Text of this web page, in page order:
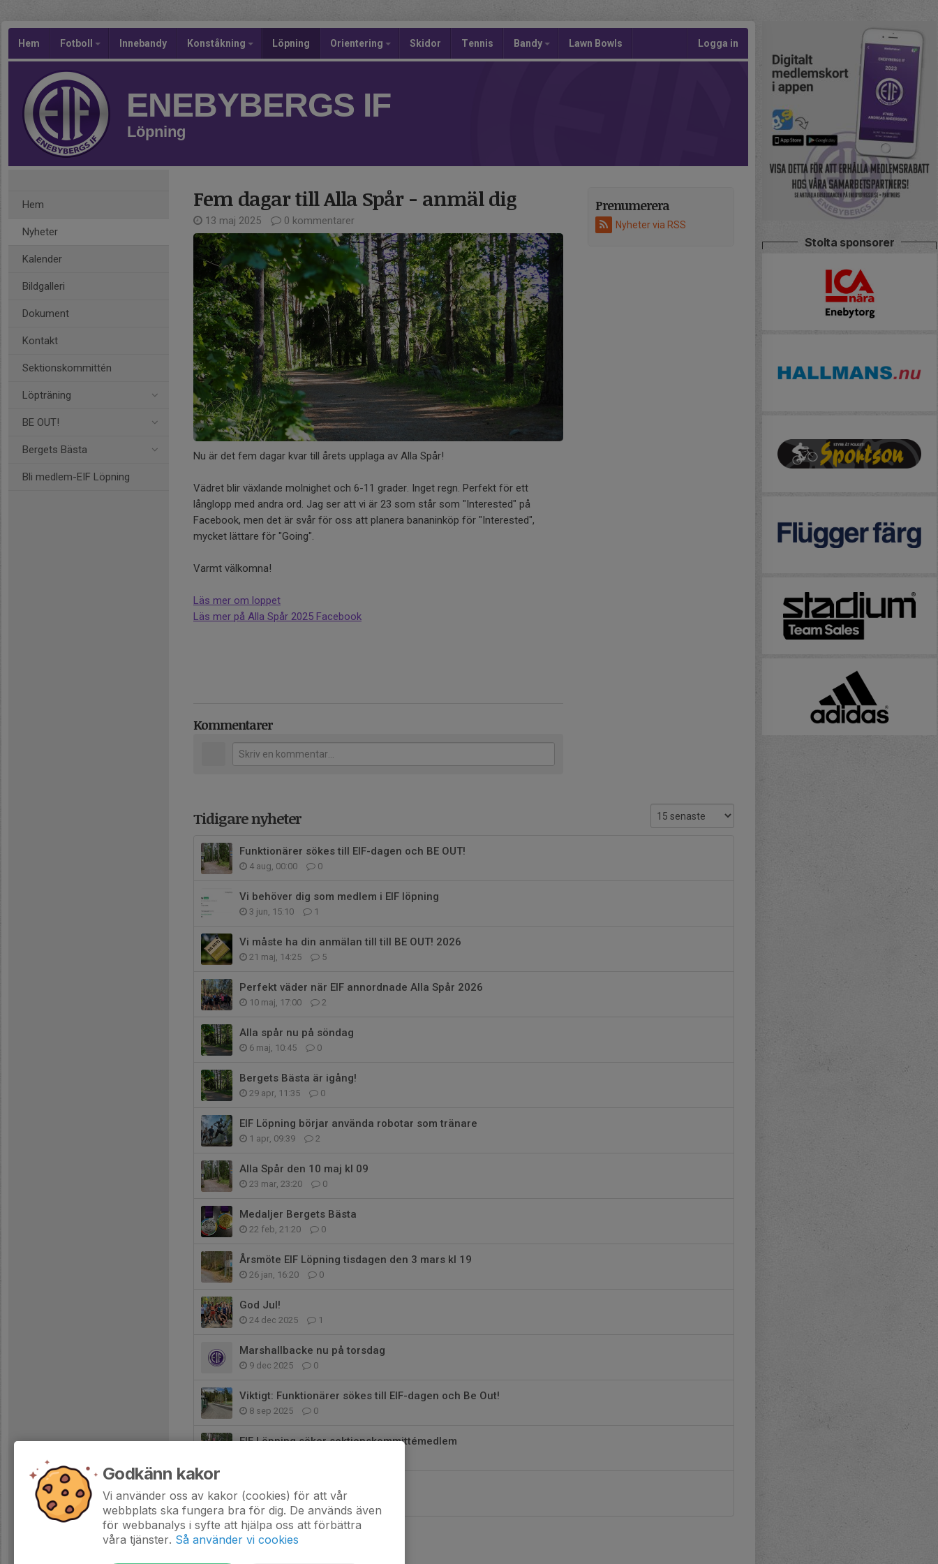
Hem Fotboll Innebandy Konståkning Löpning Orientering Skidor Tennis Bandy Lawn Bowls Logga in
ENEBYBERGS IF
Löpning
Hem
Nyheter
Kalender
Bildgalleri
Dokument
Kontakt
Sektionskommittén
Löpträning
BE OUT!
Bergets Bästa
Bli medlem-EIF Löpning
Prenumerera
Nyheter via RSS
Fem dagar till Alla Spår - anmäl dig
13 maj 2025 0 kommentarer
Nu är det fem dagar kvar till årets upplaga av Alla Spår!
Vädret blir växlande molnighet och 6-11 grader. Inget regn. Perfekt för ett
långlopp med andra ord. Jag ser att vi är 23 som står som "Interested" på
Facebook, men det är svår för oss att planera bananinköp för "Interested",
mycket lättare för "Going".
Varmt välkomna!
Läs mer om loppet
Läs mer på Alla Spår 2025 Facebook
Kommentarer
Tidigare nyheter
Funktionärer sökes till EIF-dagen och BE OUT!
4 aug, 00:00 0
Vi behöver dig som medlem i EIF löpning
3 jun, 15:10 1
Vi måste ha din anmälan till till BE OUT! 2026
21 maj, 14:25 5
Perfekt väder när EIF annordnade Alla Spår 2026
10 maj, 17:00 2
Alla spår nu på söndag
6 maj, 10:45 0
Bergets Bästa är igång!
29 apr, 11:35 0
EIF Löpning börjar använda robotar som tränare
1 apr, 09:39 2
Alla Spår den 10 maj kl 09
23 mar, 23:20 0
Medaljer Bergets Bästa
22 feb, 21:20 0
Årsmöte EIF Löpning tisdagen den 3 mars kl 19
26 jan, 16:20 0
God Jul!
24 dec 2025 1
Marshallbacke nu på torsdag
9 dec 2025 0
Viktigt: Funktionärer sökes till EIF-dagen och Be Out!
8 sep 2025 0
EIF Löpning söker sektionskommittémedlem
3 jun 2025 0
Stolta sponsorer
Godkänn kakor
Vi använder oss av kakor (cookies) för att vår
webbplats ska fungera bra för dig. De används även
för webbanalys i syfte att hjälpa oss att förbättra
våra tjänster. Så använder vi cookies